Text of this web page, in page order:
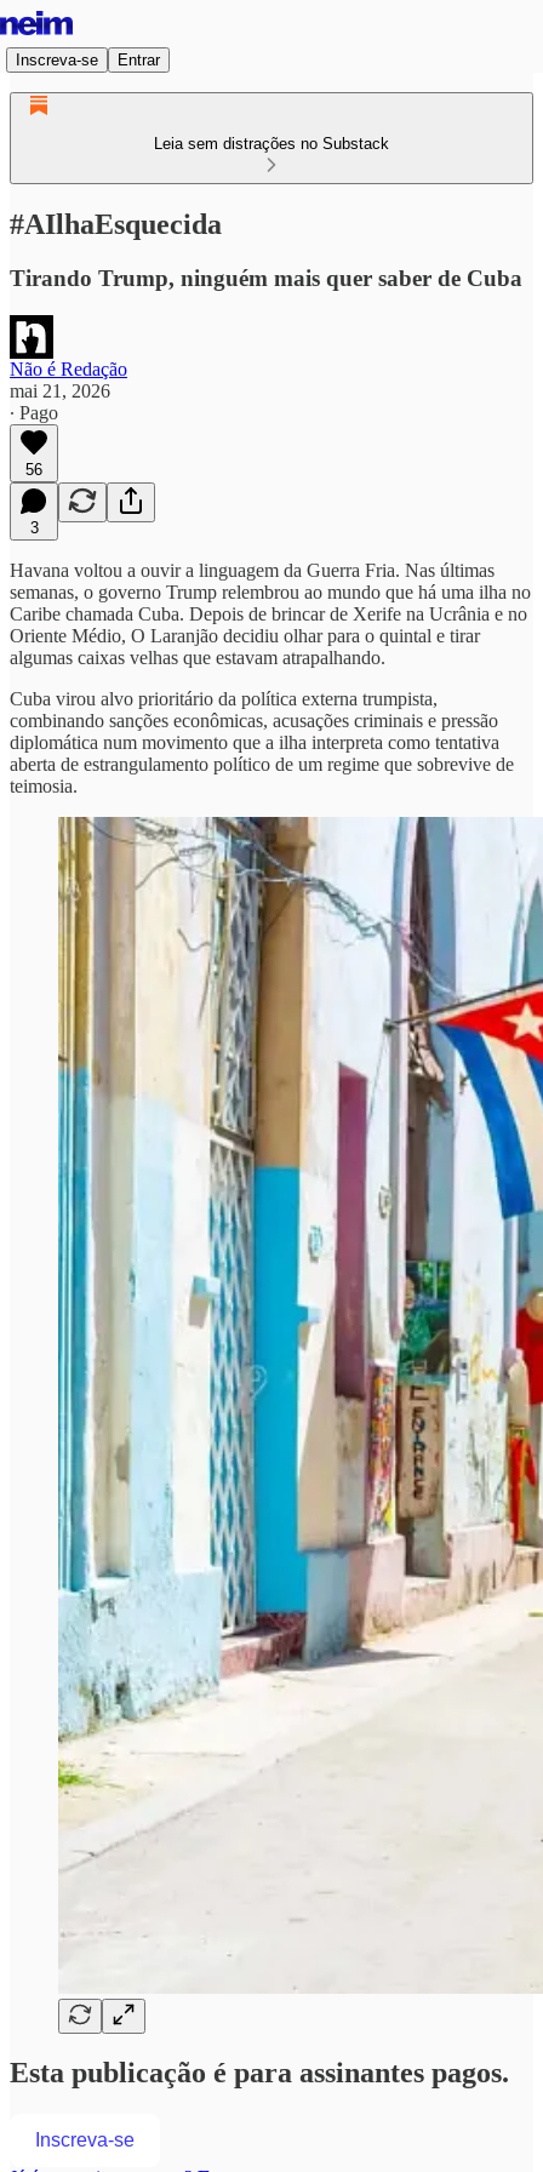
Inscreva-se Entrar
Leia sem distrações no Substack
#AIlhaEsquecida
Tirando Trump, ninguém mais quer saber de Cuba
Não é Redação
mai 21, 2026
∙ Pago
56
3
Havana voltou a ouvir a linguagem da Guerra Fria. Nas últimas
semanas, o governo Trump relembrou ao mundo que há uma ilha no
Caribe chamada Cuba. Depois de brincar de Xerife na Ucrânia e no
Oriente Médio, O Laranjão decidiu olhar para o quintal e tirar
algumas caixas velhas que estavam atrapalhando.
Cuba virou alvo prioritário da política externa trumpista,
combinando sanções econômicas, acusações criminais e pressão
diplomática num movimento que a ilha interpreta como tentativa
aberta de estrangulamento político de um regime que sobrevive de
teimosia.
Esta publicação é para assinantes pagos.
Inscreva-se